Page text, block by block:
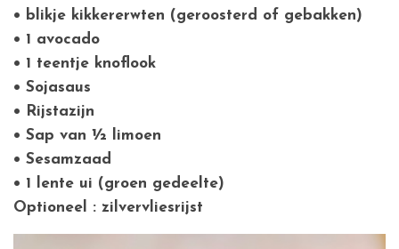
• blikje kikkererwten (geroosterd of gebakken)
• 1 avocado
• 1 teentje knoflook
• Sojasaus
• Rijstazijn
• Sap van ½ limoen
• Sesamzaad
• 1 lente ui (groen gedeelte)
Optioneel : zilvervliesrijst